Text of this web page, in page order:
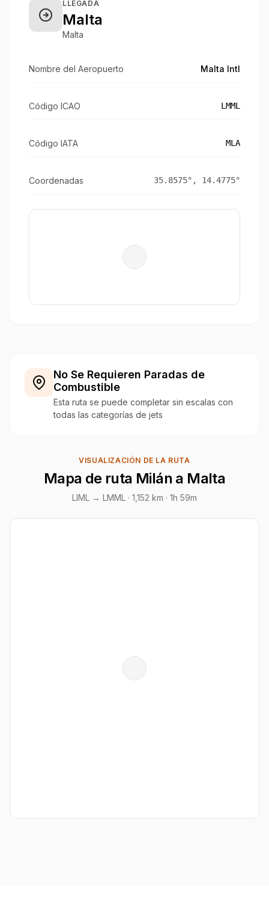
LLEGADA
Malta
Malta
Nombre del Aeropuerto Malta Intl
Código ICAO LMML
Código IATA MLA
Coordenadas 35.8575°, 14.4775°
No Se Requieren Paradas de
Combustible
Esta ruta se puede completar sin escalas con
todas las categorías de jets
VISUALIZACIÓN DE LA RUTA
Mapa de ruta Milán a Malta
LIML → LMML · 1,152 km · 1h 59m